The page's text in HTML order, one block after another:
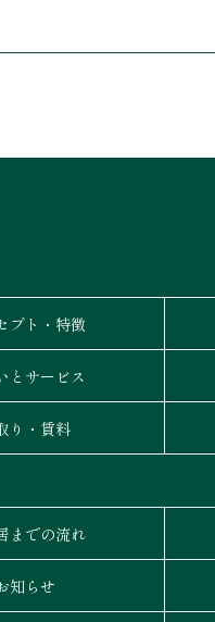
プト・特徴
とサービス
り・賃料
までの流れ
知らせ